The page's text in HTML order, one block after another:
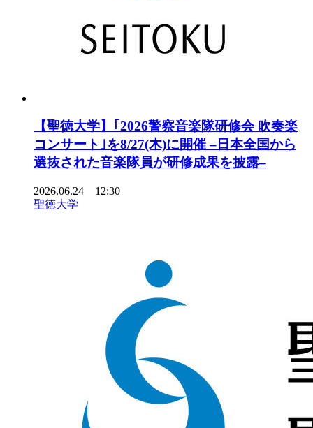
【聖徳大学】｢2026警察音楽隊研修会 吹奏楽
コンサート｣を8/27(木)に開催 –日本全国から
選抜された音楽隊員が研修成果を披露–
2026.06.24 12:30
聖徳大学